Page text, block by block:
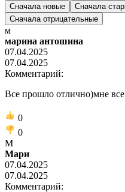
Сначала новые Сначала
Сначала отрицательные
м
марина антошина
07.04.2025
07.04.2025
Комментарий:
Все прошло отлично)мне
0
0
М
Мари
07.04.2025
07.04.2025
Комментарий: